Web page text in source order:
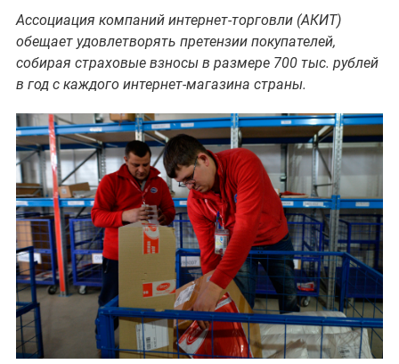
Ассоциация компаний интернет-торговли (АКИТ)
обещает удовлетворять претензии покупателей,
собирая страховые взносы в размере 700 тыс. рублей
в год с каждого интернет-магазина страны.